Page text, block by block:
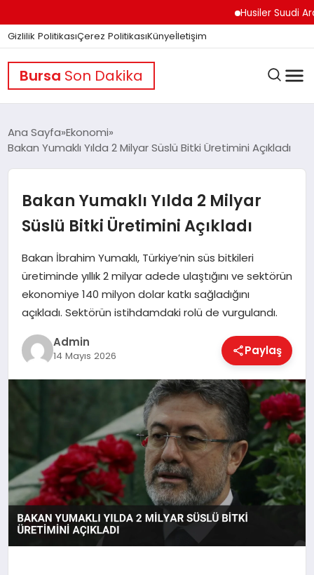
Husiler Suudi
Gizlilik PolitikasıÇerez PolitikasıKünyeİletişim
Bursa Son Dakika
GÜNDEM
DÜNYA
EĞITIM
EKONOMI
SPOR
TEKNOLOJI
Ana Sayfa Ekonomi
Bakan Yumaklı Yılda 2 Milyar Süslü Bitki Üretimini Açıkladı
Bakan Yumaklı Yılda 2 Milyar
Süslü Bitki Üretimini Açıkladı
Bakan İbrahim Yumaklı, Türkiye’nin süs bitkileri
üretiminde yıllık 2 milyar adede ulaştığını ve sektörün
ekonomiye 140 milyon dolar katkı sağladığını
açıkladı. Sektörün istihdamdaki rolü de vurgulandı.
Admin
14 Mayıs 2026 Paylaş